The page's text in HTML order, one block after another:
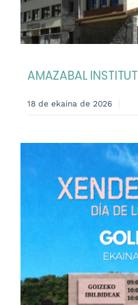
AMAZABAL
18 de ekaina de 2026